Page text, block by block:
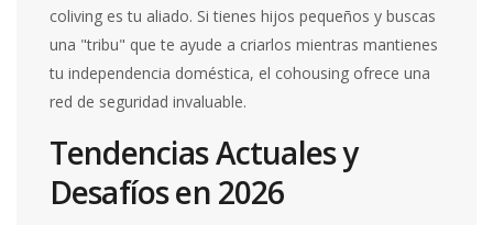
coliving es tu aliado. Si tienes hijos pequeños y buscas
una "tribu" que te ayude a criarlos mientras mantienes
tu independencia doméstica, el cohousing ofrece una
red de seguridad invaluable.
Tendencias Actuales y
Desafíos en 2026